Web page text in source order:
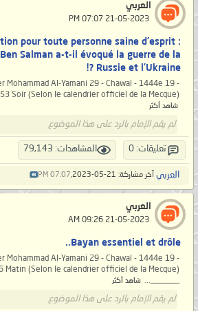
العربي
pour toute personne saine d’esprit :
Ben Salman a-t-il évoqué la guerre de la
Russie et l’Ukraine ?!
Mohammad Al-Yamani 29 - Chawal - 1444e 19 -
(Selon le calendrier officiel de la Mecque). _______ ...
شاهد أكثر
لم يقم الإمام بالرد على هذا الموضوع
تعليقات: 0 المشاهدات: 79,143
العربي آخر مشاركة: 21-05-2023, 07:07 PM
العربي
Bayan essentiel et drôle..
Mohammad Al-Yamani 29 - Chawal - 1444e 19 -
_______... شاهد أكثر
لم يقم الإمام بالرد على هذا الموضوع